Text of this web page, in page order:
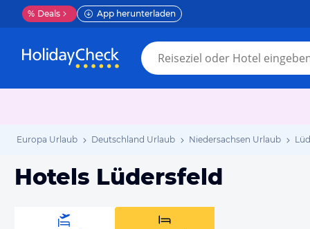
% Deals App herunterladen
Europa Urlaub Deutschland Urlaub Niedersachsen Urlaub
Hotels Lüdersfeld